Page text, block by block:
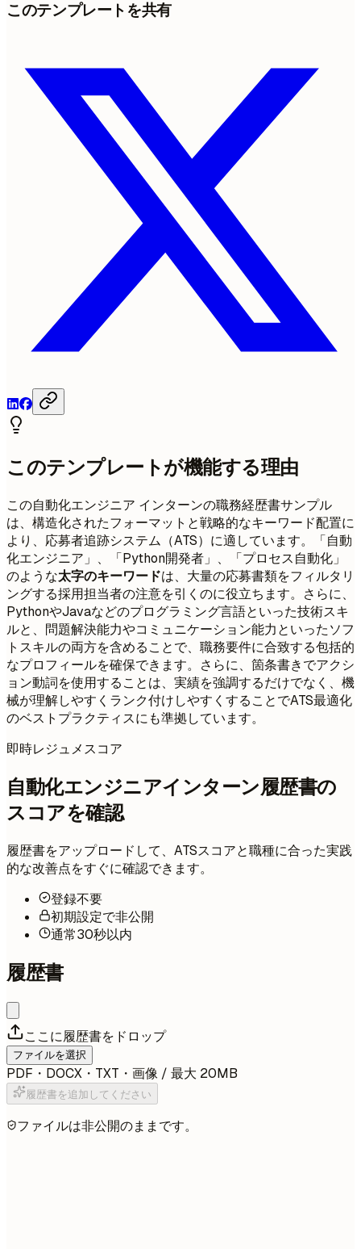
このテンプレートを共有
このテンプレートが機能する理由
この自動化エンジニア インターンの職務経歴書サンプル
は、構造化されたフォーマットと戦略的なキーワード配置に
より、応募者追跡システム（ATS）に適しています。「自動
化エンジニア」、「Python開発者」、「プロセス自動化」
のような太字のキーワードは、大量の応募書類をフィルタリ
ングする採用担当者の注意を引くのに役立ちます。さらに、
PythonやJavaなどのプログラミング言語といった技術スキ
ルと、問題解決能力やコミュニケーション能力といったソフ
トスキルの両方を含めることで、職務要件に合致する包括的
なプロフィールを確保できます。さらに、箇条書きでアクシ
ョン動詞を使用することは、実績を強調するだけでなく、機
械が理解しやすくランク付けしやすくすることでATS最適化
のベストプラクティスにも準拠しています。
即時レジュメスコア
自動化エンジニアインターン履歴書の
スコアを確認
履歴書をアップロードして、ATSスコアと職種に合った実践
的な改善点をすぐに確認できます。
登録不要
初期設定で非公開
通常30秒以内
履歴書
ここに履歴書をドロップ
ファイルを選択
PDF・DOCX・TXT・画像 / 最大 20MB
履歴書を追加してください
ファイルは非公開のままです。